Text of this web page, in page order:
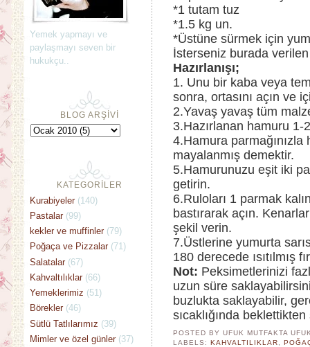
*1 tutam tuz
*1.5 kg un.
*Üstüne sürmek için
İsterseniz burada
Hazırlanışı;
1. Unu bir kaba veya
sonra, ortasını açın ve
2.Yavaş yavaş tüm
3.Hazırlanan hamuru 1-
4.Hamura parmağınızla
mayalanmış demektir.
5.Hamurunuzu eşit iki
getirin.
6.Ruloları 1 parmak
bastırarak açın.
şekil verin.
7.Üstlerine yumurta
180 derecede ısıtılmış
Not: Peksimetlerinizi
uzun süre
buzlukta saklayabilir,
sıcaklığında
POSTED BY UFUK MUTFAKTA
LABELS:KAHVALTILIKLAR ,
Yemek yapmayı ve
paylaşmayı seven bir
hukukçu..
BLOG ARŞİVİ
KATEGORİLER
Kurabiyeler (140)
Pastalar (99)
kekler ve muffinler (79)
Poğaça ve Pizzalar (71)
Salatalar (67)
Kahvaltılıklar (66)
Yemeklerimiz (51)
Börekler (46)
Sütlü Tatlılarımız (39)
Mimler ve özel günler (37)